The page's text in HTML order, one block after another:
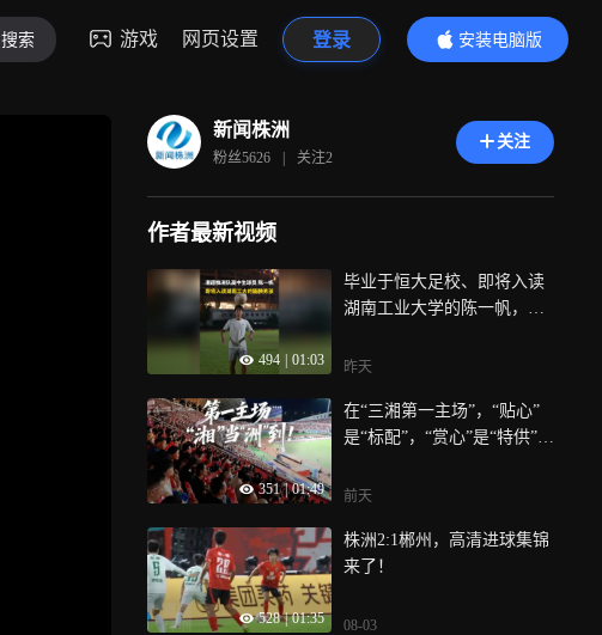
搜索 游戏 网页设置 登录
安装电脑版
内容更精彩
新闻株洲
粉丝5626 | 关注2
关注
作者最新视频
494 01:03
毕业于恒大足校、即将入读
湖南工业大学的陈一帆，今
昨天
351 | 01:49
在“三湘第一主场”，“贴心”
是“标配”，“赏心”是“特供”，
热闹，更想让你感受到主场
近，株洲，等你来
前天
528 | 01:35
株洲2:1郴州，高清进球集锦
来了！
08-03